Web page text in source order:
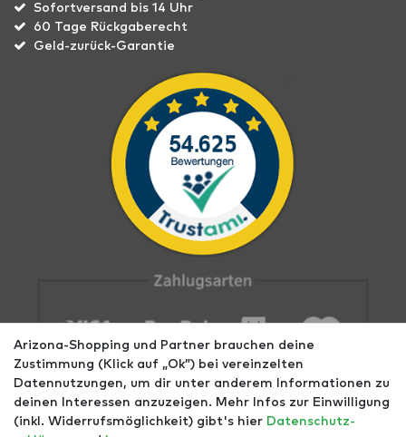
Sofortversand bis 14 Uhr
60 Tage Rückgaberecht
Geld-zurück-Garantie
Arizona-Shopping und Partner brauchen deine
Zustimmung (Klick auf „Ok”) bei vereinzelten
Datennutzungen, um dir unter anderem Informationen zu
deinen Interessen anzuzeigen. Mehr Infos zur Einwilligung
(inkl. Widerrufsmöglichkeit) gibt's hier Daten­schutz­